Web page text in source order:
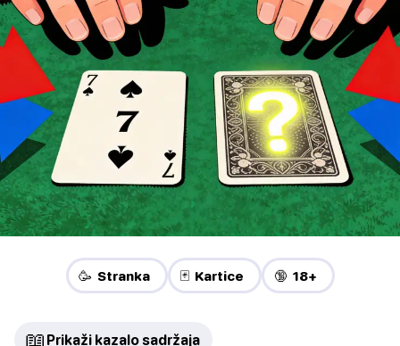
🥳 Stranka 🃏 Kartice 🔞 18+
📖 Prikaži kazalo sadržaja